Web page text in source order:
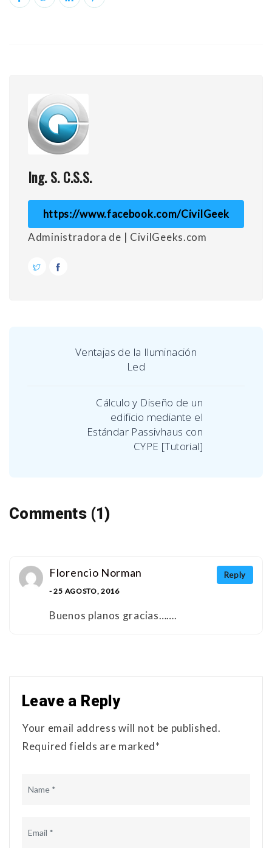
Ing. S. C.S.S.
https://www.facebook.com/CivilGeek
Administradora de | CivilGeeks.com
Ventajas de la Iluminación
Led
Cálculo y Diseño de un
edificio mediante el
Estándar Passivhaus con
CYPE [Tutorial]
Comments (1)
Reply
Florencio Norman
- 25 AGOSTO, 2016
Buenos planos gracias…….
Leave a Reply
Your email address will not be published.
Required fields are marked*